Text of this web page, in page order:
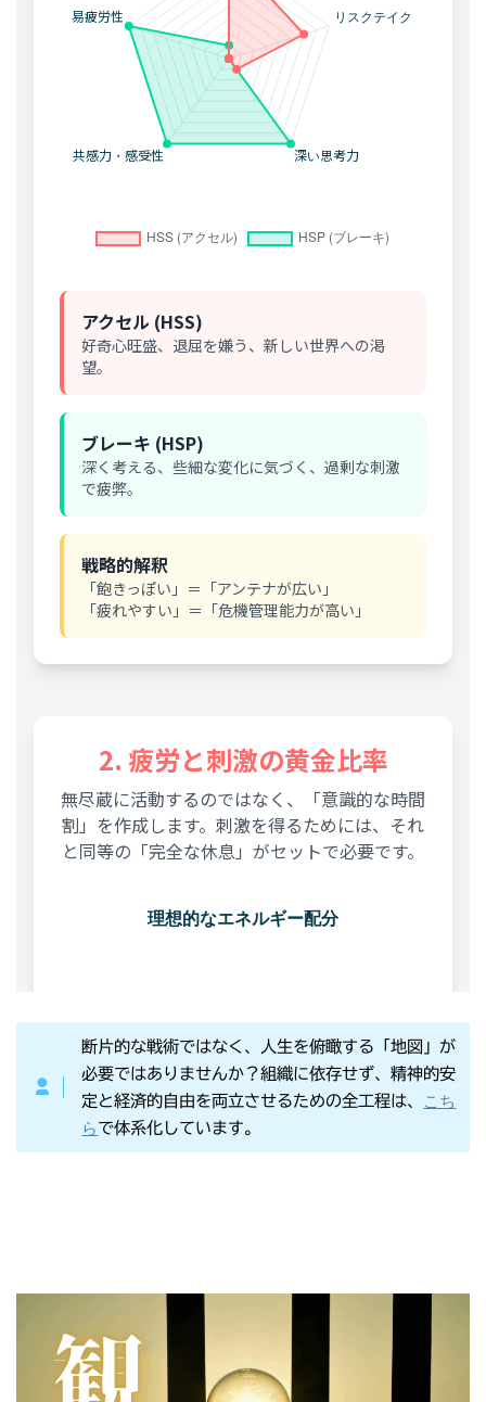
断片的な戦術ではなく、人生を俯瞰する「地図」が
必要ではありませんか？組織に依存せず、精神的安
定と経済的自由を両立させるための全工程は、
こち
ら で体系化しています。